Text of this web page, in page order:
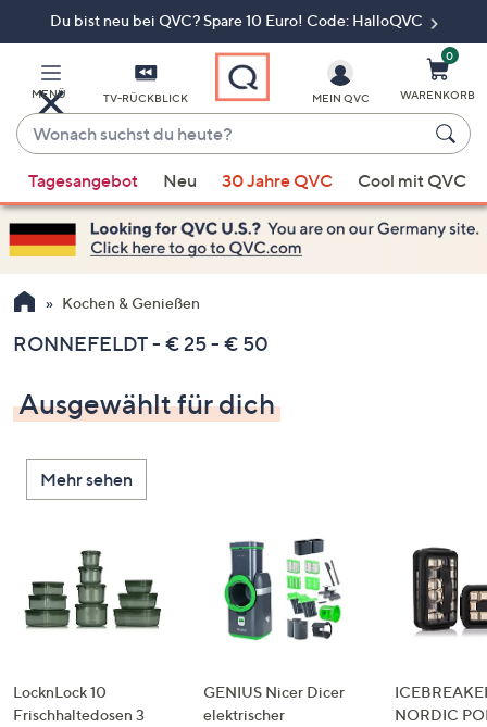
Du bist neu bei QVC? Spare 10 Euro! Code: HalloQVC
MENÜ TV-RÜCKBLICK
Wonach
suchst
du
heute?
Vorschläge
verfügbar
sind,
verwenden
Sie
Pfeiltasten
oben
und
nach
unten
oder
auf
Touch-
links
bzw.
MEIN QVC
0
WARENKORB
Tagesangebot Neu 30 Jahre QVC Cool mit QVC
Kochen & Genießen
RONNEFELDT - € 25 - € 50
Ausgewählt für dich
Mehr sehen
LocknLock 10
Frischhaltedosen 3
GENIUS Nicer Dicer
elektrischer
NORDIC